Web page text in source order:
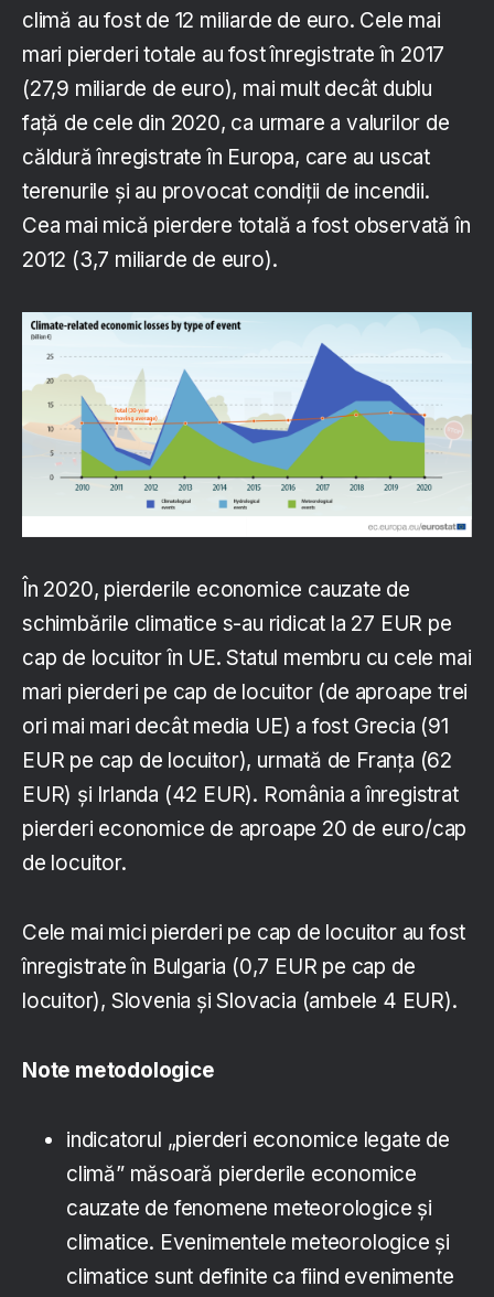
climă au fost de 12 miliarde de euro. Cele mai
mari pierderi totale au fost înregistrate în 2017
(27,9 miliarde de euro), mai mult decât dublu
față de cele din 2020, ca urmare a valurilor de
căldură înregistrate în Europa, care au uscat
terenurile și au provocat condiții de incendii.
Cea mai mică pierdere totală a fost observată în
2012 (3,7 miliarde de euro).
În 2020, pierderile economice cauzate de
schimbările climatice s-au ridicat la 27 EUR pe
cap de locuitor în UE. Statul membru cu cele mai
mari pierderi pe cap de locuitor (de aproape trei
ori mai mari decât media UE) a fost Grecia (91
EUR pe cap de locuitor), urmată de Franța (62
EUR) și Irlanda (42 EUR). România a înregistrat
pierderi economice de aproape 20 de euro/cap
de locuitor.
Cele mai mici pierderi pe cap de locuitor au fost
înregistrate în Bulgaria (0,7 EUR pe cap de
locuitor), Slovenia și Slovacia (ambele 4 EUR).
Note metodologice
indicatorul „pierderi economice legate de
climă” măsoară pierderile economice
cauzate de fenomene meteorologice și
climatice. Evenimentele meteorologice și
climatice sunt definite ca fiind evenimente